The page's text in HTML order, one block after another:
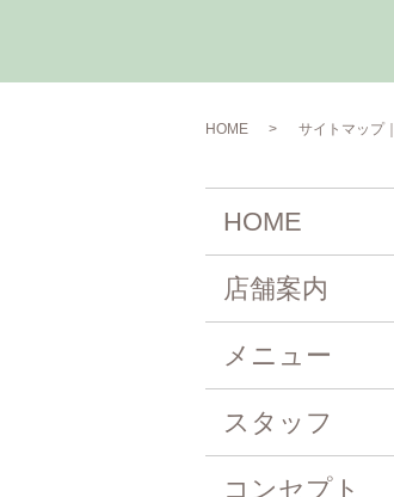
HOME サイトマップ
HOME
店舗案内
メニュー
スタッフ
コンセプト